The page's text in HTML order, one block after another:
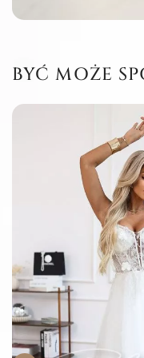
BYĆ MOŻE